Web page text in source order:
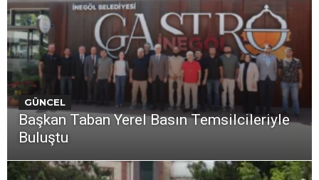
GÜNCEL
Başkan Taban Yerel Basın Temsilcileriyle
Buluştu